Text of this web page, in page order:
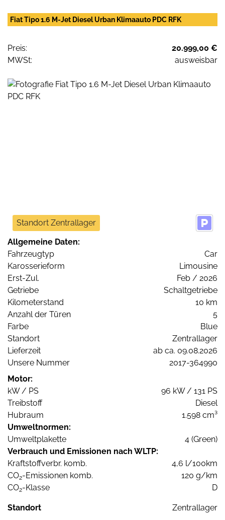
Fiat Tipo 1.6 M-Jet Diesel Urban Klimaauto PDC RFK
Preis:
20.999,00 €
MWSt:
ausweisbar
Standort Zentrallager
Allgemeine Daten:
Fahrzeugtyp
Car
Karosserieform
Limousine
Erst-Zul.
Feb / 2026
Getriebe
Schaltgetriebe
Kilometerstand
10 km
Anzahl der Türen
5
Farbe
Blue
Standort
Zentrallager
Lieferzeit
ab ca. 09.08.2026
Unsere Nummer
2017-364990
Motor:
kW / PS
96 kW / 131 PS
Treibstoff
Diesel
Hubraum
1.598 cm³
Umweltnormen:
Umweltplakette
4 (Green)
Verbrauch und Emissionen nach WLTP:
Kraftstoffverbr. komb.
4,6 l/100km
CO2-Emissionen komb.
120 g/km
CO2-Klasse D
Standort Zentrallager